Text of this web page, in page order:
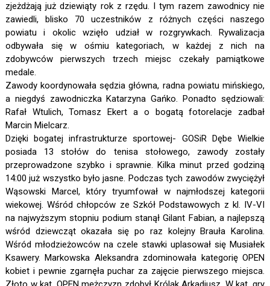
zjeżdżają już dziewiąty rok z rzędu. I tym razem zawodnicy nie
zawiedli, blisko 70 uczestników z różnych części naszego
powiatu i okolic wzięło udział w rozgrywkach. Rywalizacja
odbywała się w ośmiu kategoriach, w każdej z nich na
zdobywców pierwszych trzech miejsc czekały pamiątkowe
medale.
Zawody koordynowała sędzia główna, radna powiatu mińskiego,
a niegdyś zawodniczka Katarzyna Gańko. Ponadto sędziowali:
Rafał Wtulich, Tomasz Ekert a o bogatą fotorelacje zadbał
Marcin Mielcarz.
Dzięki bogatej infrastrukturze sportowej- GOSiR Dębe Wielkie
posiada 13 stołów do tenisa stołowego, zawody zostały
przeprowadzone szybko i sprawnie. Kilka minut przed godziną
14:00 już wszystko było jasne. Podczas tych zawodów zwyciężył
Wąsowski Marcel, który tryumfował w najmłodszej kategorii
wiekowej. Wśród chłopców ze Szkół Podstawowych z kl. IV-VI
na najwyższym stopniu podium stanął Gilant Fabian, a najlepszą
wśród dziewcząt okazała się po raz kolejny Brauła Karolina.
Wśród młodzieżowców na czele stawki uplasował się Musiałek
Ksawery. Markowska Aleksandra zdominowała kategorię OPEN
kobiet i pewnie zgarnęła puchar za zajęcie pierwszego miejsca.